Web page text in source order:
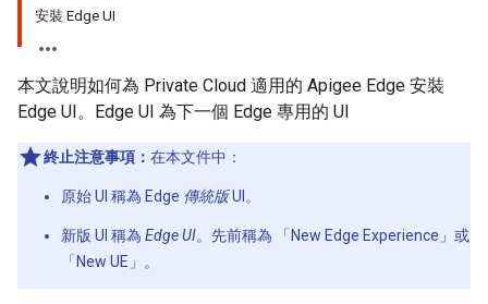
安裝 Edge UI
本文說明如何為 Private Cloud 適用的 Apigee Edge 安裝
Edge UI。Edge UI 為下一個 Edge 專用的 UI
終止注意事項： 在本文件中：
原始 UI 稱為 Edge 傳統版UI。
新版 UI 稱為 Edge UI。先前稱為 「New Edge Experience」 或
「New UE」
。